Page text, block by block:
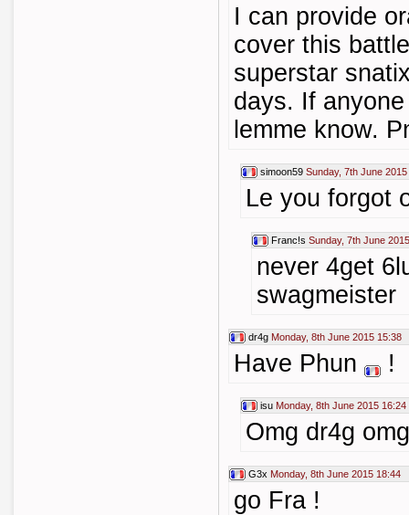
I can provide
cover this
superstar
days. If
lemme know.
simoon59 Sunday, 7th June
Le you forgot
Franc!s Sunday, 7th June
never 4get
swagmeister
dr4g Monday, 8th June 2015 15:38
Have Phun !
isu Monday, 8th June 2015 16:24
Omg dr4g omg
G3x Monday, 8th June 2015 18:44
go Fra !